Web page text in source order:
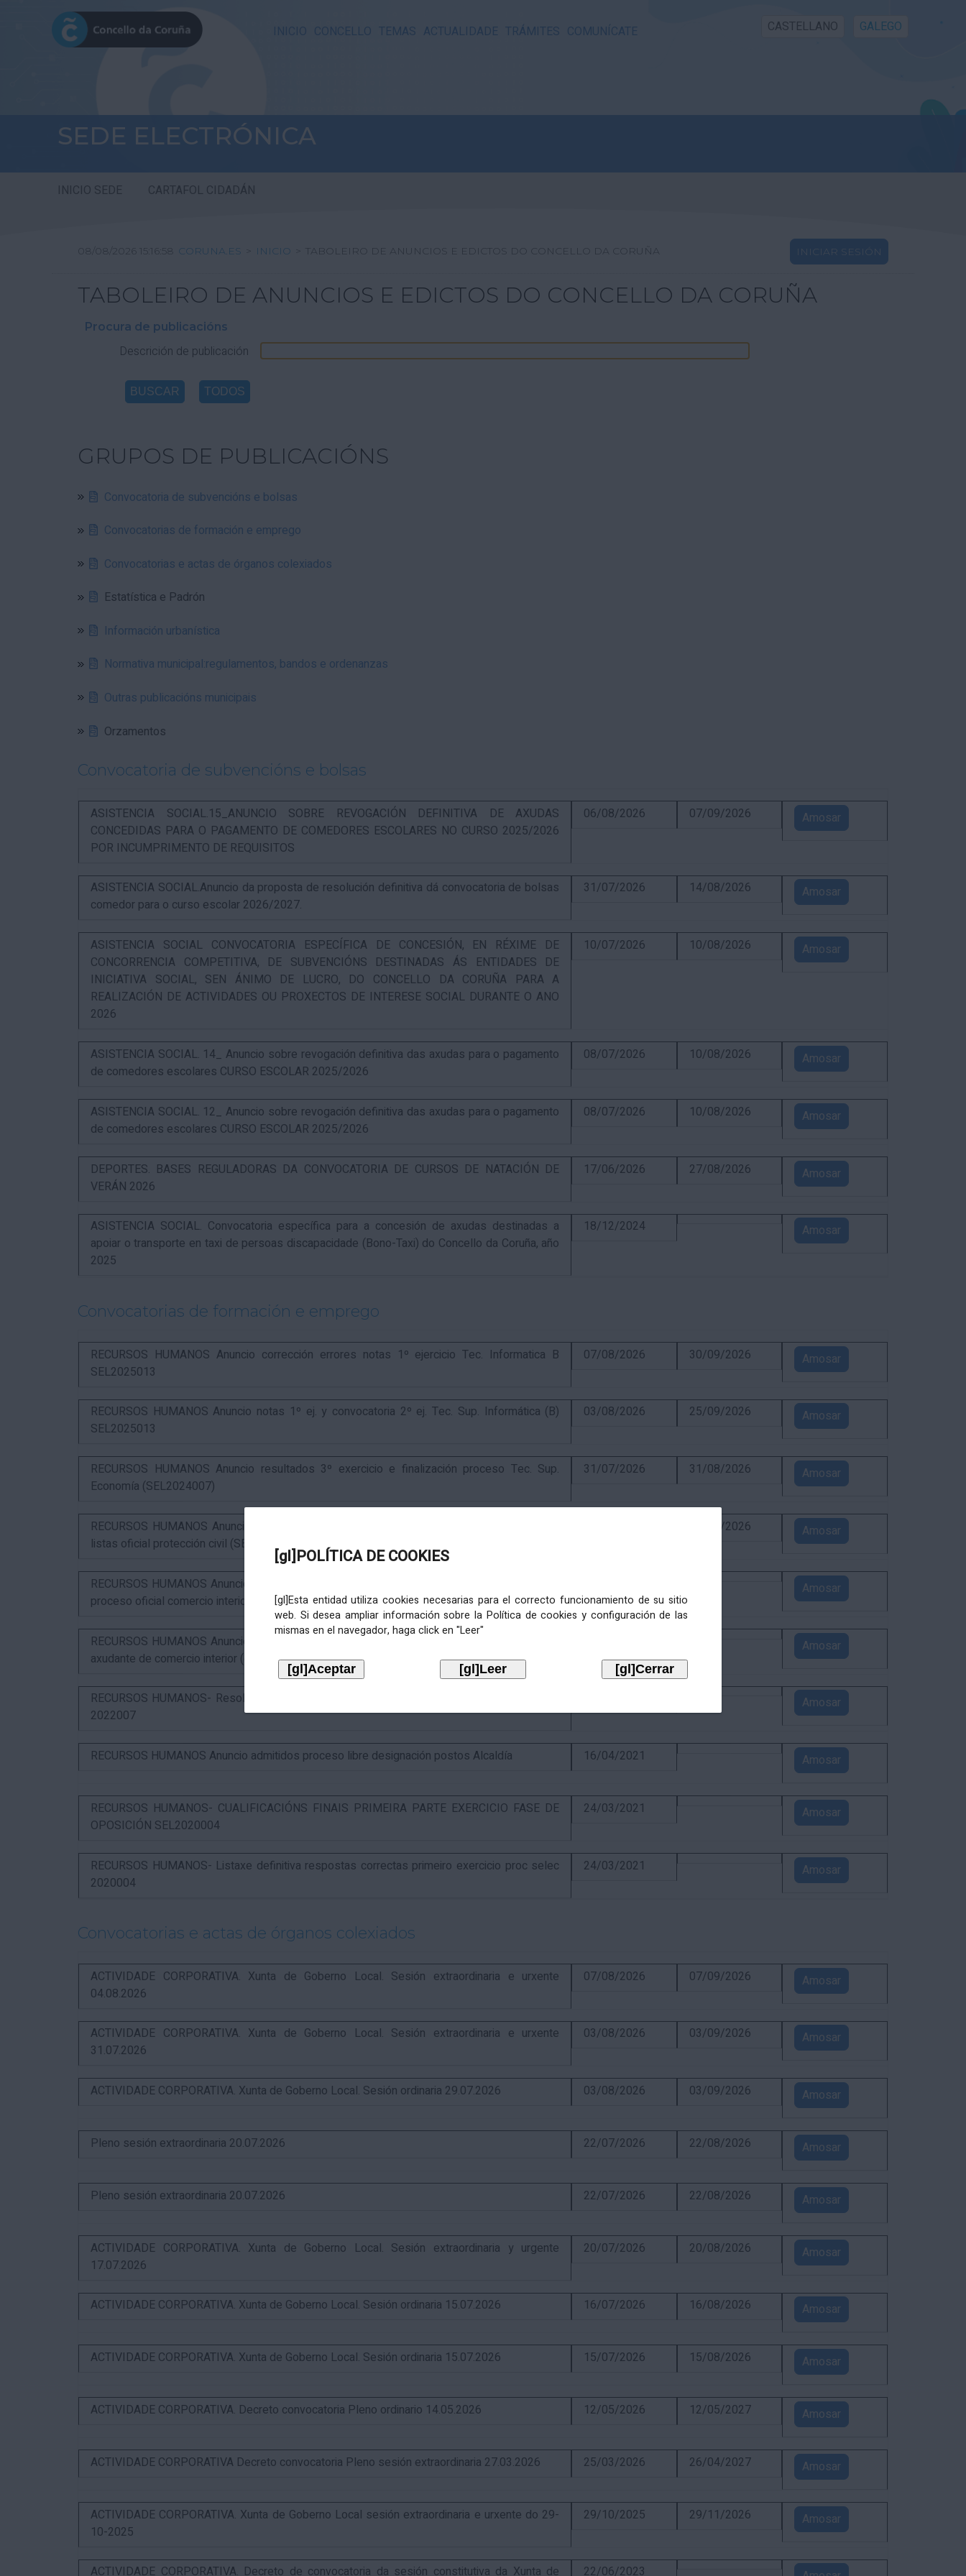
INICIO CONCELLO TEMAS ACTUALIDADE TRÁMITES COMUNÍCATE CASTELLANO GALEGO
SEDE ELECTRÓNICA
INICIO SEDE CARTAFOL CIDADÁN
[gl]POLÍTICA DE COOKIES
[gl]Esta entidad utiliza cookies necesarias para el correcto funcionamiento de su sitio
web. Si desea ampliar información sobre la Política de cookies y configuración de las
mismas en el navegador, haga click en "Leer"
08/08/2026 15:16:59 CORUNA.ES INICIO TABOLEIRO DE ANUNCIOS E EDICTOS DO CONCELLO DA CORUÑA INICIAR SESIÓN
TABOLEIRO DE ANUNCIOS E EDICTOS DO CONCELLO DA CORUÑA
Procura de publicacións
Descrición de publicación
GRUPOS DE PUBLICACIÓNS
Convocatoria de subvencións e bolsas
Convocatorias de formación e emprego
Convocatorias e actas de órganos colexiados
Estatística e Padrón
Información urbanística
Normativa municipal:regulamentos, bandos e ordenanzas
Outras publicacións municipais
Orzamentos
Convocatoria de subvencións e bolsas
ASISTENCIA SOCIAL.15_ANUNCIO SOBRE REVOGACIÓN DEFINITIVA DE AXUDAS
CONCEDIDAS PARA O PAGAMENTO DE COMEDORES ESCOLARES NO CURSO 2025/2026
POR INCUMPRIMENTO DE REQUISITOS
06/08/2026 07/09/2026 Amosar
ASISTENCIA SOCIAL.Anuncio da proposta de resolución definitiva dá convocatoria de bolsas
comedor para o curso escolar 2026/2027.
31/07/2026 14/08/2026 Amosar
ASISTENCIA SOCIAL CONVOCATORIA ESPECÍFICA DE CONCESIÓN, EN RÉXIME DE
CONCORRENCIA COMPETITIVA, DE SUBVENCIÓNS DESTINADAS ÁS ENTIDADES DE
INICIATIVA SOCIAL, SEN ÁNIMO DE LUCRO, DO CONCELLO DA CORUÑA PARA A
REALIZACIÓN DE ACTIVIDADES OU PROXECTOS DE INTERESE SOCIAL DURANTE O ANO
2026
10/07/2026 10/08/2026 Amosar
ASISTENCIA SOCIAL. 14_ Anuncio sobre revogación definitiva das axudas para o pagamento
de comedores escolares CURSO ESCOLAR 2025/2026
08/07/2026 10/08/2026 Amosar
ASISTENCIA SOCIAL. 12_ Anuncio sobre revogación definitiva das axudas para o pagamento
de comedores escolares CURSO ESCOLAR 2025/2026
08/07/2026 10/08/2026 Amosar
DEPORTES. BASES REGULADORAS DA CONVOCATORIA DE CURSOS DE NATACIÓN DE
VERÁN 2026
17/06/2026 27/08/2026 Amosar
ASISTENCIA SOCIAL. Convocatoria específica para a concesión de axudas destinadas a
apoiar o transporte en taxi de persoas discapacidade (Bono-Taxi) do Concello da Coruña, año
2025
18/12/2024 Amosar
Convocatorias de formación e emprego
RECURSOS HUMANOS Anuncio corrección errores notas 1º ejercicio Tec. Informatica B
SEL2025013
07/08/2026 30/09/2026 Amosar
RECURSOS HUMANOS Anuncio notas 1º ej. y convocatoria 2º ej. Tec. Sup. Informática (B)
SEL2025013
03/08/2026 25/09/2026 Amosar
RECURSOS HUMANOS Anuncio resultados 3º exercicio e finalización proceso Tec. Sup.
Economía (SEL2024007)
31/07/2026 31/08/2026 Amosar
RECURSOS HUMANOS Anuncio resultados 1º exercicio e anuncio final proceso elaboración
listas oficial protección civil (SEL2026016)
24/08/2026 Amosar
RECURSOS HUMANOS Anuncio resultados 2º exercicio e puntuación provisional de concurso
proceso oficial comercio interior (SEL2023015
Amosar
RECURSOS HUMANOS Anuncio puntuación definitiva concurso e anuncio final do proceso de
axudante de comercio interior (estabilización)
Amosar
RECURSOS HUMANOS- Resolución das alegacións ao segundo exercicio proceso selectivo
2022007
Amosar
RECURSOS HUMANOS Anuncio admitidos proceso libre designación postos Alcaldía 16/04/2021 Amosar
RECURSOS HUMANOS- CUALIFICACIÓNS FINAIS PRIMEIRA PARTE EXERCICIO FASE DE
OPOSICIÓN SEL2020004
24/03/2021 Amosar
RECURSOS HUMANOS- Listaxe definitiva respostas correctas primeiro exercicio proc selec
2020004
24/03/2021 Amosar
Convocatorias e actas de órganos colexiados
ACTIVIDADE CORPORATIVA. Xunta de Goberno Local. Sesión extraordinaria e urxente
04.08.2026
07/08/2026 07/09/2026 Amosar
ACTIVIDADE CORPORATIVA. Xunta de Goberno Local. Sesión extraordinaria e urxente
31.07.2026
03/08/2026 03/09/2026 Amosar
ACTIVIDADE CORPORATIVA. Xunta de Goberno Local. Sesión ordinaria 29.07.2026 03/08/2026 03/09/2026 Amosar
Pleno sesión extraordinaria 20.07.2026 22/07/2026 22/08/2026 Amosar
Pleno sesión extraordinaria 20.07.2026 22/07/2026 22/08/2026 Amosar
ACTIVIDADE CORPORATIVA. Xunta de Goberno Local. Sesión extraordinaria y urgente
17.07.2026
20/07/2026 20/08/2026 Amosar
ACTIVIDADE CORPORATIVA. Xunta de Goberno Local. Sesión ordinaria 15.07.2026 16/07/2026 16/08/2026 Amosar
ACTIVIDADE CORPORATIVA. Xunta de Goberno Local. Sesión ordinaria 15.07.2026 15/07/2026 15/08/2026 Amosar
ACTIVIDADE CORPORATIVA. Decreto convocatoria Pleno ordinario 14.05.2026 12/05/2026 12/05/2027 Amosar
ACTIVIDADE CORPORATIVA Decreto convocatoria Pleno sesión extraordinaria 27.03.2026 25/03/2026 26/04/2027 Amosar
ACTIVIDADE CORPORATIVA. Xunta de Goberno Local sesión extraordinaria e urxente do 29-
10-2025
29/10/2025 29/11/2026 Amosar
ACTIVIDADE CORPORATIVA. Decreto de convocatoria da sesión constitutiva da Xunta de 22/06/2023